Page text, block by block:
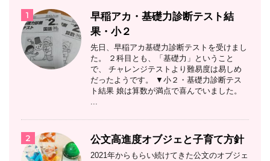
1
早稲アカ・基礎力診断テスト結
果・小２
先日、早稲アカ基礎力診断テストを受けまし
た。 ２科目とも、「基礎力」ということ
で、 チャレンジテストより難易度は易しめ
だったようです。 ▼小２・基礎力診断テス
ト結果 娘は算数が満点で喜んでいました。
...
2 公文高進度オブジェと子育て方針
2021年からもらい続けてきた公文のオブジェ